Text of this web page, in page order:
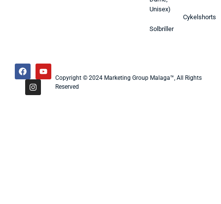
Unisex)
Solbriller
Cykelshorts
Copyright © 2024 Marketing Group Malaga™, All Rights
Reserved